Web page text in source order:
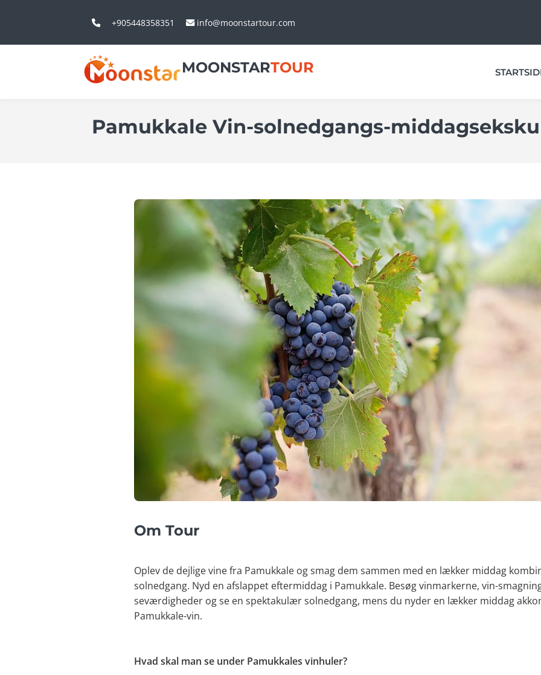
+905448358351 info@moonstartour.com
MOONSTARTOUR
Pamukkale Vin-solnedgangs-
Om Tour
Oplev de dejlige vine fra Pamukkale og smag dem sammen med en lækker middag
solnedgang. Nyd en afslappet eftermiddag i Pamukkale. Besøg vinmarkerne, vin-
seværdigheder og se en spektakulær solnedgang, mens du nyder en lækker middag
Pamukkale-vin.
Hvad skal man se under Pamukkales vinhuler?